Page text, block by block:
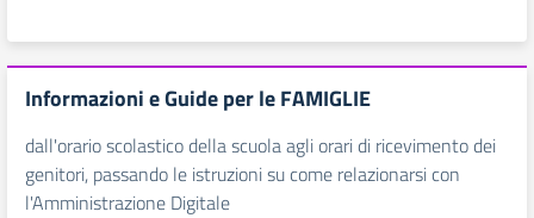
Informazioni e Guide per le FAMIGLIE
dall'orario scolastico della scuola agli orari di ricevimento dei
genitori, passando le istruzioni su come relazionarsi con
l'Amministrazione Digitale